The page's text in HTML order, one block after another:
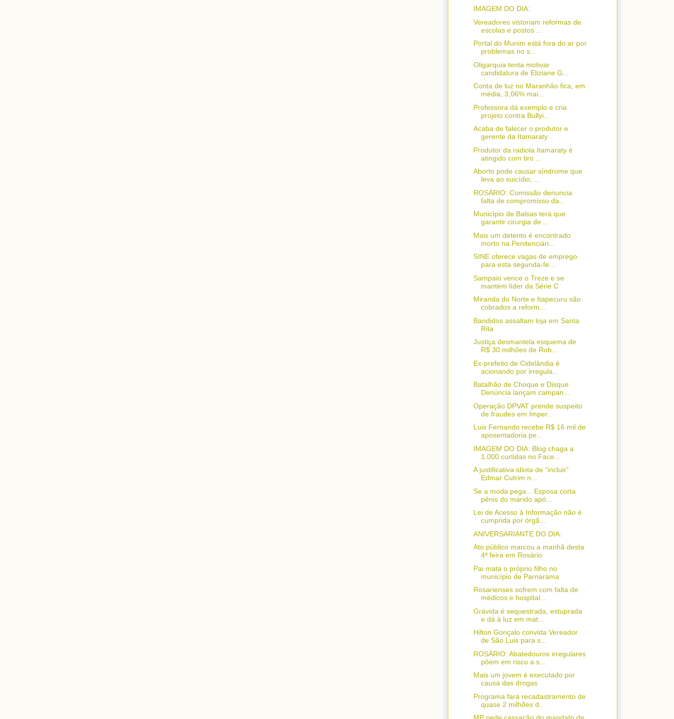
IMAGEM DO DIA:
Vereadores vistoriam reformas de
escolas e postos ...
Portal do Munim está fora do ar por
problemas no s...
Oligarquia tenta motivar
candidatura de Eliziane G...
Conta de luz no Maranhão fica, em
média, 3,06% mai...
Professora dá exemplo e cria
projeto contra Bullyi...
Acaba de falecer o produtor e
gerente da Itamaraty...
Produtor da radiola Itamaraty é
atingido com tiro ...
Aborto pode causar síndrome que
leva ao suicídio, ...
ROSÁRIO: Comissão denuncia
falta de compromisso da...
Município de Balsas terá que
garantir cirurgia de ...
Mais um detento é encontrado
morto na Penitenciári...
SINE oferece vagas de emprego
para esta segunda-fe...
Sampaio vence o Treze e se
mantém líder da Série C
Miranda do Norte e Itapecuru são
cobrados a reform...
Bandidos assaltam loja em Santa
Rita
Justiça desmantela esquema de
R$ 30 milhões de Rob...
Ex-prefeito de Cidelândia é
acionando por irregula...
Batalhão de Choque e Disque
Denúncia lançam campan...
Operação DPVAT prende suspeito
de fraudes em Imper...
Luis Fernando recebe R$ 16 mil de
aposentadoria pe...
IMAGEM DO DIA: Blog chaga a
1.000 curtidas no Face...
A justificativa idiota de “incluir”
Edmar Cutrim n...
Se a moda pega... Esposa corta
pênis do marido apó...
Lei de Acesso à Informação não é
cumprida por órgã...
ANIVERSARIANTE DO DIA:
Ato público marcou a manhã desta
4ª feira em Rosário
Pai mata o próprio filho no
município de Parnarama
Rosarienses sofrem com falta de
médicos e hospital...
Grávida é sequestrada, estuprada
e dá à luz em mat...
Hilton Gonçalo convida Vereador
de São Luis para s...
ROSÁRIO: Abatedouros irregulares
põem em risco a s...
Mais um jovem é executado por
causa das drogas
Programa fará recadastramento de
quase 2 milhões d...